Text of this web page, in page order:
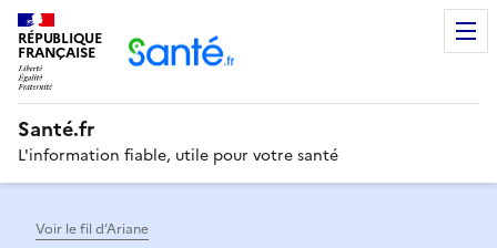
RÉPUBLIQUE
FRANÇAISE
Santé.fr
L'information fiable, utile pour votre santé
Voir le fil d’Ariane